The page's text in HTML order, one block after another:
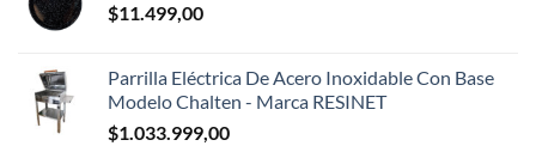
$11.499,00
Parrilla Eléctrica De Acero Inoxidable Con Base
Modelo Chalten - Marca RESINET
$1.033.999,00